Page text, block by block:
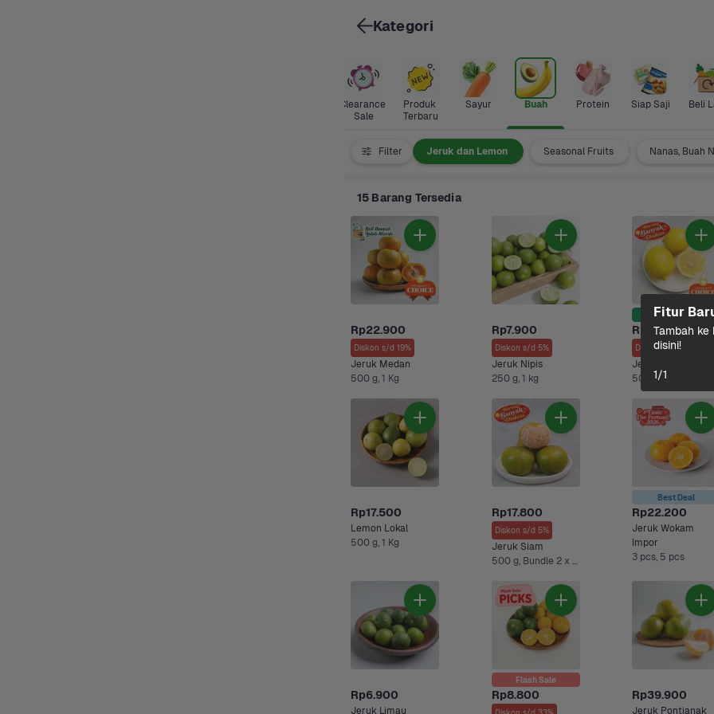
Clearance
Sale
Produk
Terbaru
Sayur Buah Protein Siap Saji Beli
Filter
Apel dan Pir Jeruk dan Lemon Seasonal Fruits Nanas, Buah
15 Barang Tersedia
Rp22.900
Diskon s/d 19%
Jeruk Medan
500 g, 1 Kg
Rp7.900
Diskon s/d 5%
Jeruk Nipis
250 g, 1 kg
Harga Terbaik
Rp35.900
Diskon s/d 15%
Jeruk Lemon Impor
Rp17.500
Lemon Lokal
500 g, 1 Kg
Rp17.800
Diskon s/d 5%
Jeruk Siam
500 g, Bundle 2 x 500 gr +2 Lainnya
Best Deal
Rp22.200
Jeruk Wokam
Impor
3 pcs, 5 pcs
Rp6.900
Jeruk Limau
Flash Sale
Rp8.800 Rp39.900
Jeruk Pontianak
Kategori
Fitur
Tambah ke
disini!
1/1